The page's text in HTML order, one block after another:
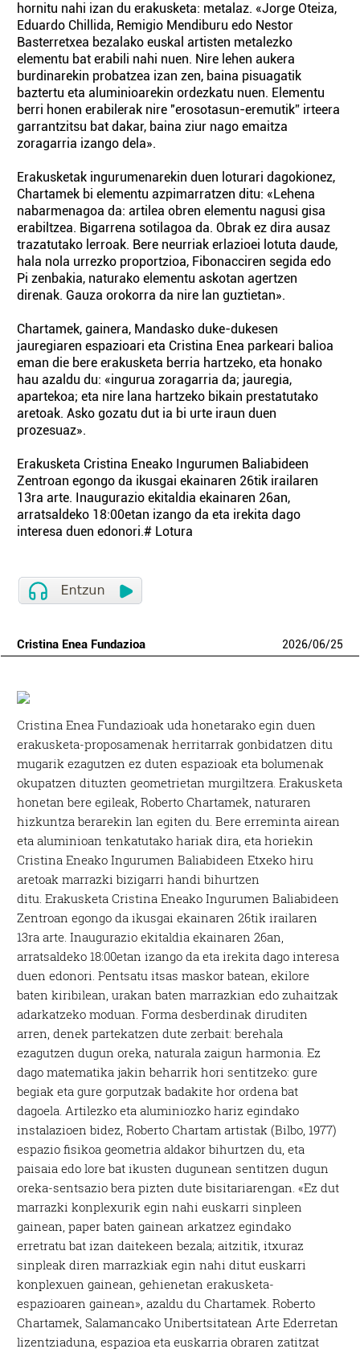
hornitu nahi izan du erakusketa: metalaz. «Jorge Oteiza,
Eduardo Chillida, Remigio Mendiburu edo Nestor
Basterretxea bezalako euskal artisten metalezko
elementu bat erabili nahi nuen. Nire lehen aukera
burdinarekin probatzea izan zen, baina pisuagatik
baztertu eta aluminioarekin ordezkatu nuen. Elementu
berri honen erabilerak nire "erosotasun-eremutik” irteera
garrantzitsu bat dakar, baina ziur nago emaitza
zoragarria izango dela».
Erakusketak ingurumenarekin duen loturari dagokionez,
Chartamek bi elementu azpimarratzen ditu: «Lehena
nabarmenagoa da: artilea obren elementu nagusi gisa
erabiltzea. Bigarrena sotilagoa da. Obrak ez dira ausaz
trazatutako lerroak. Bere neurriak erlazioei lotuta daude,
hala nola urrezko proportzioa, Fibonacciren segida edo
Pi zenbakia, naturako elementu askotan agertzen
direnak. Gauza orokorra da nire lan guztietan».
Chartamek, gainera, Mandasko duke-dukesen
jauregiaren espazioari eta Cristina Enea parkeari balioa
eman die bere erakusketa berria hartzeko, eta honako
hau azaldu du: «ingurua zoragarria da; jauregia,
apartekoa; eta nire lana hartzeko bikain prestatutako
aretoak. Asko gozatu dut ia bi urte iraun duen
prozesuaz».
Erakusketa Cristina Eneako Ingurumen Baliabideen
Zentroan egongo da ikusgai ekainaren 26tik irailaren
13ra arte. Inaugurazio ekitaldia ekainaren 26an,
arratsaldeko 18:00etan izango da eta irekita dago
interesa duen edonori.# Lotura
Cristina Enea Fundazioa 2026/06/25
Cristina Enea Fundazioak uda honetarako egin duen
erakusketa-proposamenak herritarrak gonbidatzen ditu
mugarik ezagutzen ez duten espazioak eta bolumenak
okupatzen dituzten geometrietan murgiltzera. Erakusketa
honetan bere egileak, Roberto Chartamek, naturaren
hizkuntza berarekin lan egiten du. Bere erreminta airean
eta aluminioan tenkatutako hariak dira, eta horiekin
Cristina Eneako Ingurumen Baliabideen Etxeko hiru
aretoak marrazki bizigarri handi bihurtzen
ditu. Erakusketa Cristina Eneako Ingurumen Baliabideen
Zentroan egongo da ikusgai ekainaren 26tik irailaren
13ra arte. Inaugurazio ekitaldia ekainaren 26an,
arratsaldeko 18:00etan izango da eta irekita dago interesa
duen edonori. Pentsatu itsas maskor batean, ekilore
baten kiribilean, urakan baten marrazkian edo zuhaitzak
adarkatzeko moduan. Forma desberdinak diruditen
arren, denek partekatzen dute zerbait: berehala
ezagutzen dugun oreka, naturala zaigun harmonia. Ez
dago matematika jakin beharrik hori sentitzeko: gure
begiak eta gure gorputzak badakite hor ordena bat
dagoela. Artilezko eta aluminiozko hariz egindako
instalazioen bidez, Roberto Chartam artistak (Bilbo, 1977)
espazio fisikoa geometria aldakor bihurtzen du, eta
paisaia edo lore bat ikusten dugunean sentitzen dugun
oreka-sentsazio bera pizten dute bisitariarengan. «Ez dut
marrazki konplexurik egin nahi euskarri sinpleen
gainean, paper baten gainean arkatzez egindako
erretratu bat izan daitekeen bezala; aitzitik, itxuraz
sinpleak diren marrazkiak egin nahi ditut euskarri
konplexuen gainean, gehienetan erakusketa-
espazioaren gainean», azaldu du Chartamek. Roberto
Chartamek, Salamancako Unibertsitatean Arte Ederretan
lizentziaduna, espazioa eta euskarria obraren zatitzat